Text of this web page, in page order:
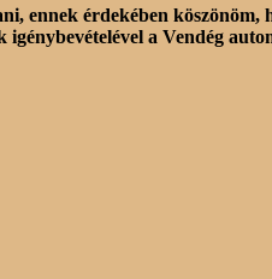
ennek érdekében
a Vendég